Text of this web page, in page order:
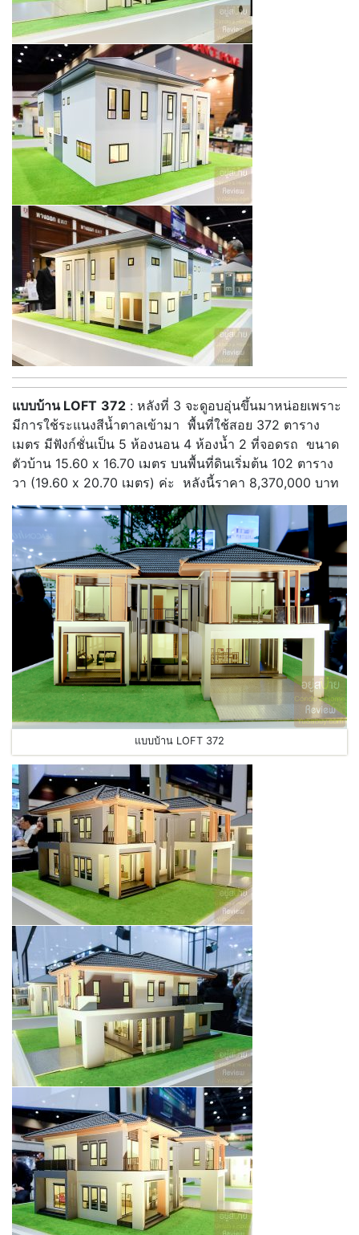
แบบบ้าน LOFT 372 : หลังที่ 3 จะดูอบอุ่นขึ้นมาหน่อยเพราะ
มีการใช้ระแนงสีน้ำตาลเข้ามา พื้นที่ใช้สอย 372 ตาราง
เมตร มีฟังก์ชั่นเป็น 5 ห้องนอน 4 ห้องน้ำ 2 ที่จอดรถ ขนาด
ตัวบ้าน 15.60 x 16.70 เมตร บนพื้นที่ดินเริ่มต้น 102 ตาราง
วา (19.60 x 20.70 เมตร) ค่ะ หลังนี้ราคา 8,370,000 บาท
แบบบ้าน LOFT 372